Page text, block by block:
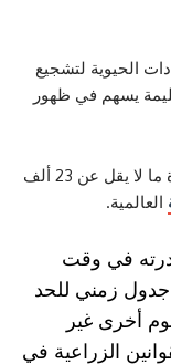
ظهور
المقاومة للمضادات الحيوية والتي تودي بحياة ما لا يقل عن 23 ألف
للحد
في